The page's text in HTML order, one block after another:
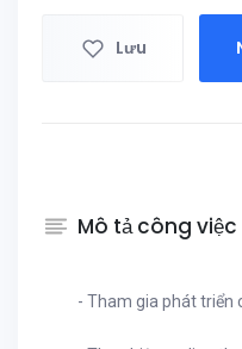
Lưu
Mô tả công việc
- Tham gia phát triển